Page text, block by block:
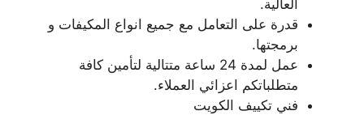
العالية.
قدرة على التعامل مع جميع انواع المكيفات و
برمجتها.
عمل لمدة 24 ساعة متتالية لتأمين كافة
متطلباتكم اعزائي العملاء.
فني تكييف الكويت